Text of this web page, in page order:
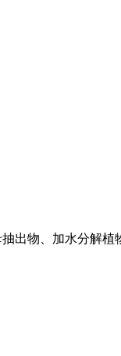
出物、加水分解植